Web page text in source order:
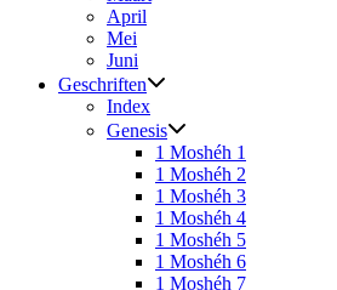
April
Mei
Juni
Geschriften
Index
Genesis
1 Moshéh 1
1 Moshéh 2
1 Moshéh 3
1 Moshéh 4
1 Moshéh 5
1 Moshéh 6
1 Moshéh 7